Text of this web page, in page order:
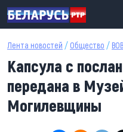
Перейти к основному содержанию
Лента новостей / Общество / ВОВ
Капсула с
передана в
Могилевщины